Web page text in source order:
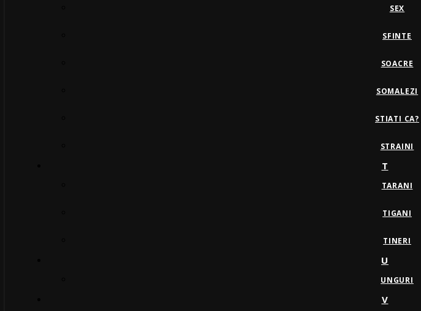
SEX
SFINTE
SOACRE
SOMALEZI
STIATI CA?
STRAINI
T
TARANI
TIGANI
TINERI
U
UNGURI
V